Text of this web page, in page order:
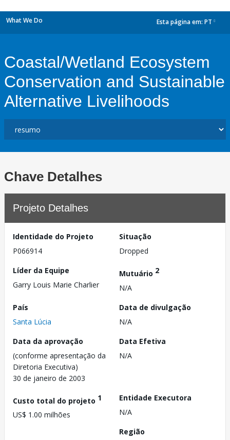
What We Do Esta página em: PT
Coastal/Wetland Ecosystem
Conservation and Sustainable
Alternative Livelihoods
Chave Detalhes
Projeto Detalhes
Identidade do Projeto
P066914
Situação
Dropped
Líder da Equipe
Garry Louis Marie Charlier
Mutuário 2
N/A
País
Santa Lúcia
Data de divulgação
N/A
Data da aprovação
(conforme apresentação da
Diretoria Executiva)
30 de janeiro de 2003
Data Efetiva
N/A
Custo total do projeto 1
US$ 1.00 milhões
Entidade Executora
N/A
Região